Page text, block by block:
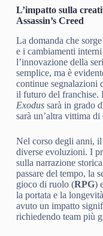
L’impatto sulla
Assassin’s Creed
La domanda che
e i cambiamenti
l’innovazione della
semplice, ma è
continue segnalazioni
il futuro del franchise.
Exodussarà in grado
sarà un’altra vittima di
Nel corso degli anni,
diverse evoluzioni. I
sulla narrazione
passare del tempo, la
gioco di ruolo (RPG)
la portata e la
avuto un impatto
richiedendo team più